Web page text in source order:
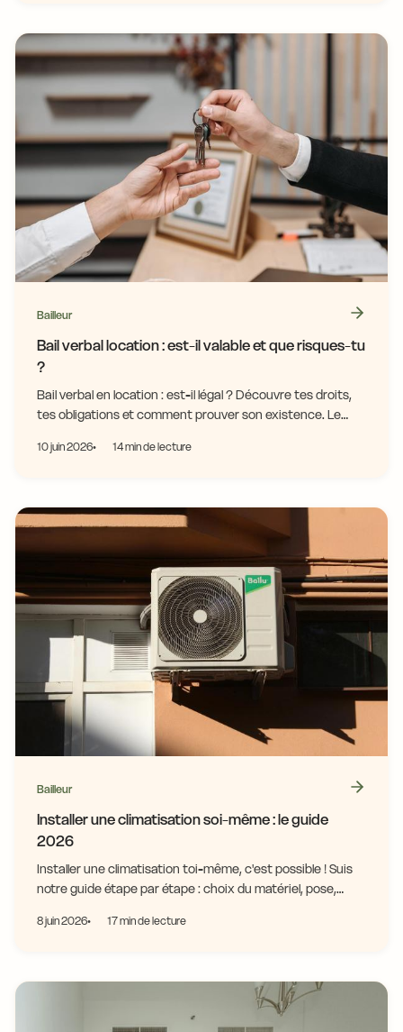
Bailleur
Bail verbal location : est-il valable et que risques-tu
?
Bail verbal en location : est-il légal ? Découvre tes droits,
tes obligations et comment prouver son existence. Le
10 juin 2026 14 min de lecture
Bailleur
Installer une climatisation soi-même : le guide
2026
Installer une climatisation toi-même, c'est possible ! Suis
notre guide étape par étape : choix du matériel, pose,
8 juin 2026 17 min de lecture